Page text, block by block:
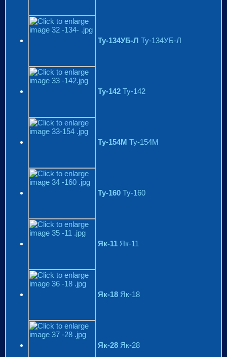
Ту-134УБ-Л Ту-134УБ-Л
Ту-142 Ту-142
Ту-154М Ту-154М
Ту-160 Ту-160
Як-11 Як-11
Як-18 Як-18
Як-28 Як-28